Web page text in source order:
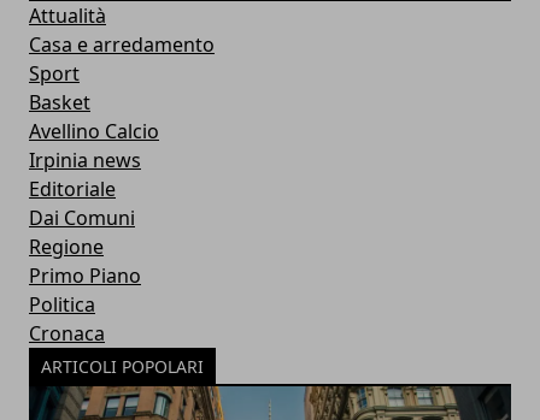
Attualità
Casa e arredamento
Sport
Basket
Avellino Calcio
Irpinia news
Editoriale
Dai Comuni
Regione
Primo Piano
Politica
Cronaca
ARTICOLI POPOLARI